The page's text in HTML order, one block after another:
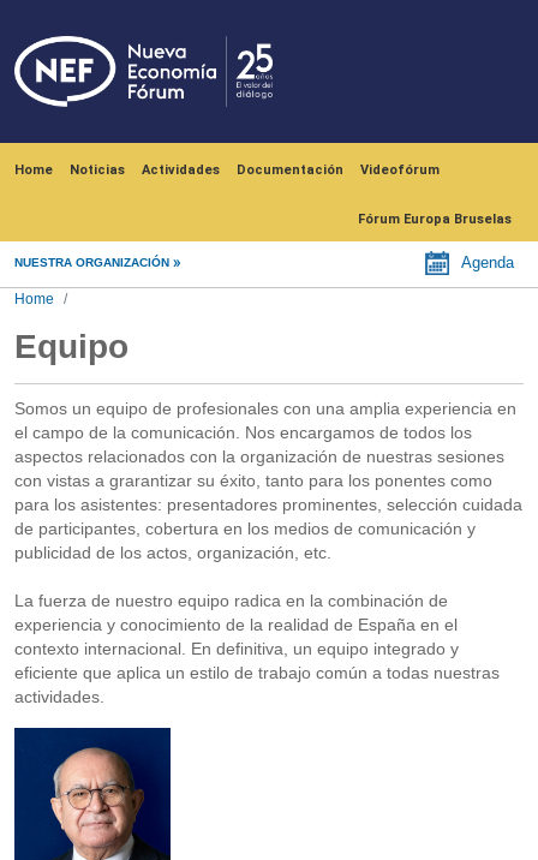
Home Noticias Actividades Documentación Videofórum
Fórum Europa Bruselas
NUESTRA ORGANIZACIÓN Agenda
Home
Equipo
Somos un equipo de profesionales con una amplia experiencia en
el campo de la comunicación. Nos encargamos de todos los
aspectos relacionados con la organización de nuestras sesiones
con vistas a grarantizar su éxito, tanto para los ponentes como
para los asistentes: presentadores prominentes, selección cuidada
de participantes, cobertura en los medios de comunicación y
publicidad de los actos, organización, etc.
La fuerza de nuestro equipo radica en la combinación de
experiencia y conocimiento de la realidad de España en el
contexto internacional. En definitiva, un equipo integrado y
eficiente que aplica un estilo de trabajo común a todas nuestras
actividades.